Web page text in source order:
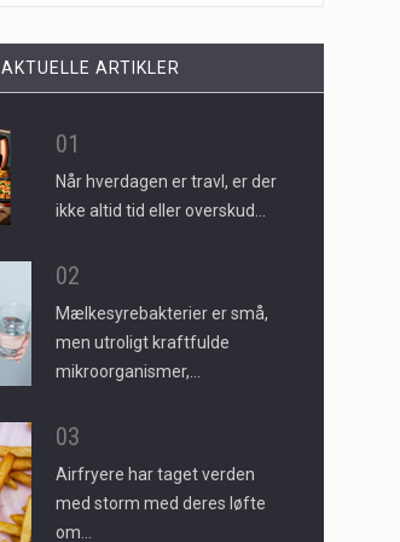
AKTUELLE ARTIKLER
01
Når hverdagen er travl, er der
ikke altid tid eller overskud…
02
Mælkesyrebakterier er små,
men utroligt kraftfulde
mikroorganismer,…
03
Airfryere har taget verden
med storm med deres løfte
om…